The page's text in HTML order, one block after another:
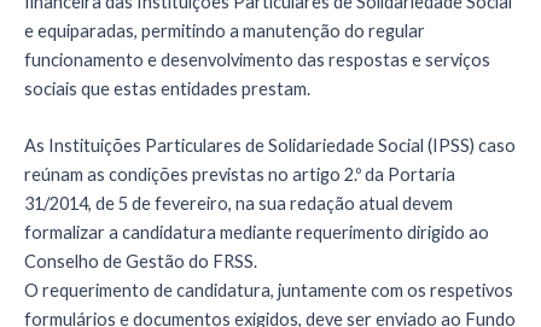
e equiparadas, permitindo a manutenção do regular
funcionamento e desenvolvimento das respostas e serviços
sociais que estas entidades prestam.
As Instituições Particulares de Solidariedade Social (IPSS) caso
reúnam as condições previstas no artigo 2.º da Portaria
31/2014, de 5 de fevereiro, na sua redação atual devem
formalizar a candidatura mediante requerimento dirigido ao
Conselho de Gestão do FRSS.
O requerimento de candidatura, juntamente com os respetivos
formulários e documentos exigidos, deve ser enviado ao Fundo